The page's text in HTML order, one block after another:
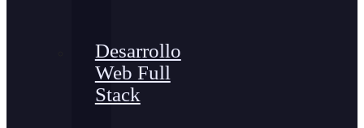
Desarrollo
Web Full
Stack